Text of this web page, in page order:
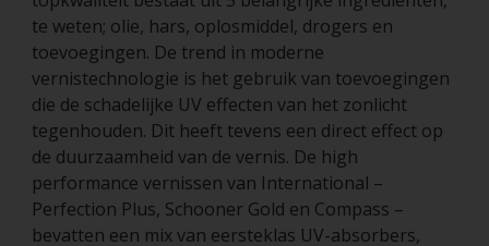
te weten; olie, hars, oplosmiddel, drogers en
toevoegingen. De trend in moderne
vernistechnologie is het gebruik van toevoegingen
die de schadelijke UV effecten van het zonlicht
tegenhouden. Dit heeft tevens een direct effect op
de duurzaamheid van de vernis. De high
performance vernissen van International –
Perfection Plus, Schooner Gold en Compass –
bevatten een mix van eersteklas UV-absorbers,